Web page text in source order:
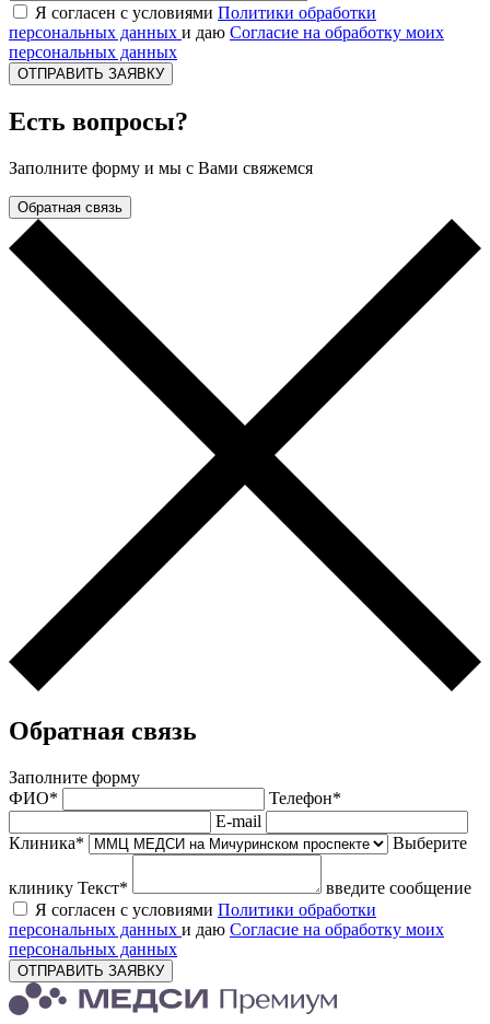
Я согласен с условиями Политики обработки
персональных данных и даю Согласие на обработку моих
персональных данных
ОТПРАВИТЬ ЗАЯВКУ
Есть вопросы?
Заполните форму и мы с Вами свяжемся
Обратная связь
Обратная связь
Заполните форму
ФИО*
Телефон*
E-mail
Клиника*
Выберите
клинику Текст*
введите сообщение
Я согласен с условиями Политики обработки
персональных данных и даю Согласие на обработку моих
персональных данных
ОТПРАВИТЬ ЗАЯВКУ